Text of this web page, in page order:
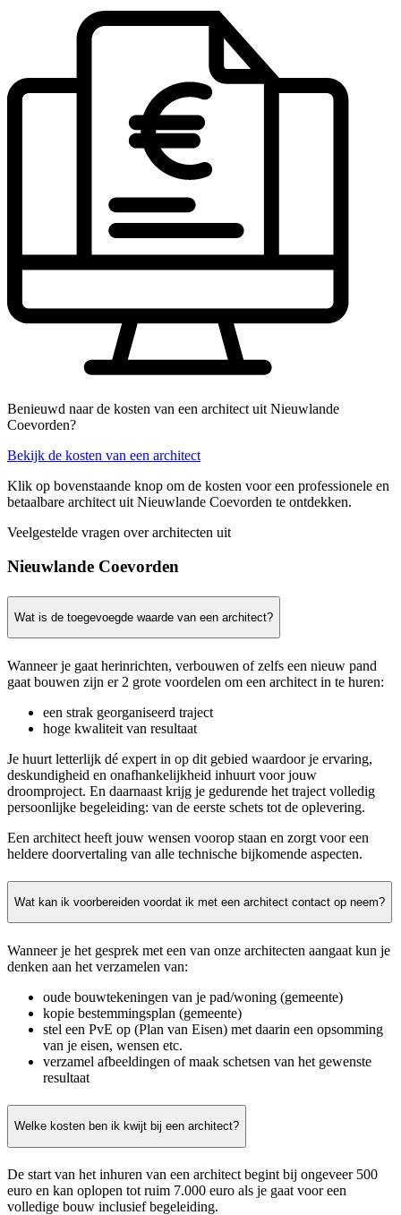
Benieuwd naar de kosten van een architect uit Nieuwlande
Coevorden?
Bekijk de kosten van een architect
Klik op bovenstaande knop om de kosten voor een professionele en
betaalbare architect uit Nieuwlande Coevorden te ontdekken.
Veelgestelde vragen over architecten uit
Nieuwlande Coevorden
Wat is de toegevoegde waarde van een architect?
Wanneer je gaat herinrichten, verbouwen of zelfs een nieuw pand
gaat bouwen zijn er 2 grote voordelen om een architect in te huren:
een strak georganiseerd traject
hoge kwaliteit van resultaat
Je huurt letterlijk dé expert in op dit gebied waardoor je ervaring,
deskundigheid en onafhankelijkheid inhuurt voor jouw
droomproject. En daarnaast krijg je gedurende het traject volledig
persoonlijke begeleiding: van de eerste schets tot de oplevering.
Een architect heeft jouw wensen voorop staan en zorgt voor een
heldere doorvertaling van alle technische bijkomende aspecten.
Wat kan ik voorbereiden voordat ik met een architect contact op neem?
Wanneer je het gesprek met een van onze architecten aangaat kun je
denken aan het verzamelen van:
oude bouwtekeningen van je pad/woning (gemeente)
kopie bestemmingsplan (gemeente)
stel een PvE op (Plan van Eisen) met daarin een opsomming
van je eisen, wensen etc.
verzamel afbeeldingen of maak schetsen van het gewenste
resultaat
Welke kosten ben ik kwijt bij een architect?
De start van het inhuren van een architect begint bij ongeveer 500
euro en kan oplopen tot ruim 7.000 euro als je gaat voor een
volledige bouw inclusief begeleiding.